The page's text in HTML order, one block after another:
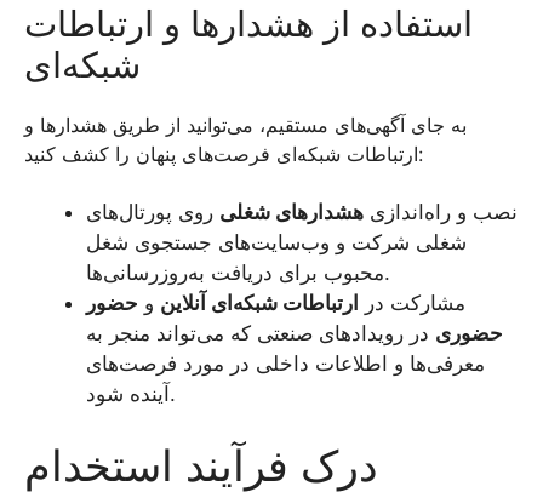
استفاده از هشدارها و ارتباطات
شبکه‌ای
به جای آگهی‌های مستقیم، می‌توانید از طریق هشدارها و
ارتباطات شبکه‌ای فرصت‌های پنهان را کشف کنید:
نصب و راه‌اندازی هشدارهای شغلی روی پورتال‌های
شغلی شرکت و وب‌سایت‌های جستجوی شغل
محبوب برای دریافت به‌روزرسانی‌ها.
مشارکت در ارتباطات شبکه‌ای آنلاین و حضور
حضوری در رویدادهای صنعتی که می‌تواند منجر به
معرفی‌ها و اطلاعات داخلی در مورد فرصت‌های
آینده شود.
درک فرآیند استخدام